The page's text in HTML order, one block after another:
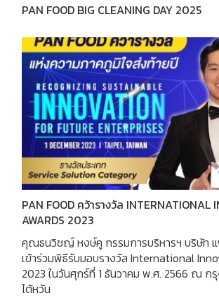
PAN FOOD BIG CLEANING DAY 2025
PAN FOOD คว้ารางวัล INTERNATIONAL
AWARDS 2023
คุณธนวิชญ์ หงษ์คู กรรมการบริหารฯ บริษัท
เข้าร่วมพิธีรับมอบรางวัล International
2023 ในวันศุกร์ที่ 1 ธันวาคม พ.ศ. 2566 ณ กรุ
ไต้หวัน